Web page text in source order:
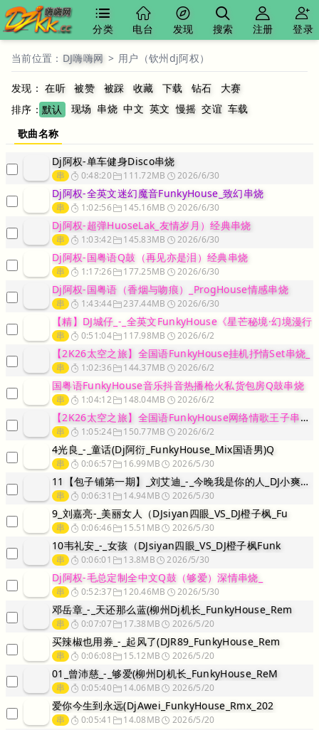
分类 电台 发现 搜索 注册 登录
当前位置： DJ嗨嗨网 > 用户（钦州dj阿权）
发现： 在听 被赞 被踩 收藏 下载 钻石
大赛
排序：默认 现场 串烧 中文 英文 慢摇 交谊 车载
歌曲名称
Dj阿权-单车健身Disco串烧
串 0:48:20 111.72MB 2026/6/30
Dj阿权-全英文迷幻魔音FunkyHouse_致幻串烧
串 1:02:56 145.16MB 2026/6/30
Dj阿权-超弹HuoseLak_友情岁月）经典串烧
串 1:03:42 145.83MB 2026/6/30
Dj阿权-国粤语Q鼓（再见亦是泪）经典串烧
串 1:17:26 177.25MB 2026/6/30
Dj阿权-国粤语（香烟与吻痕）_ProgHouse情感串烧
串 1:43:44 237.44MB 2026/6/30
【精】DJ城仔_-_全英文FunkyHouse《星芒秘境·幻境漫行
串 0:51:04 117.98MB 2026/6/2
【2K26太空之旅】全国语FunkyHouse挂机抒情Set串烧_
串 1:02:36 144.37MB 2026/6/2
国粤语FunkyHouse音乐抖音热播枪火私货包房Q鼓串烧
串 1:04:12 148.04MB 2026/6/2
【2K26太空之旅】全国语FunkyHouse网络情歌王子串烧专辑
串 1:05:24 150.77MB 2026/6/2
4光良_-_童话(Dj阿衍_FunkyHouse_Mix国语男)Q
串 0:06:57 16.99MB 2026/5/30
11【包子铺第一期】_刘艾迪_-_今晚我是你的人_DJ小爽_Rem
串 0:06:31 14.94MB 2026/5/30
9_刘嘉亮-_美丽女人（DJsiyan四眼_VS_DJ橙子枫_Fu
串 0:06:46 15.51MB 2026/5/30
10韦礼安_-_女孩（DJsiyan四眼_VS_DJ橙子枫Funk
串 0:06:01 13.8MB 2026/5/30
Dj阿权-毛总定制全中文Q鼓（够爱）深情串烧_
串 0:52:37 120.46MB 2026/5/30
邓岳章_-_天还那么蓝(柳州Dj机长_FunkyHouse_Rem
串 0:07:07 17.38MB 2026/5/20
买辣椒也用券_-_起风了(DJR89_FunkyHouse_Rem
串 0:06:08 15.12MB 2026/5/20
01_曾沛慈_-_够爱(柳州DJ机长_FunkyHouse_ReM
串 0:05:40 14.06MB 2026/5/20
爱你今生到永远(DjAwei_FunkyHouse_Rmx_202
串 0:05:41 14.08MB 2026/5/20